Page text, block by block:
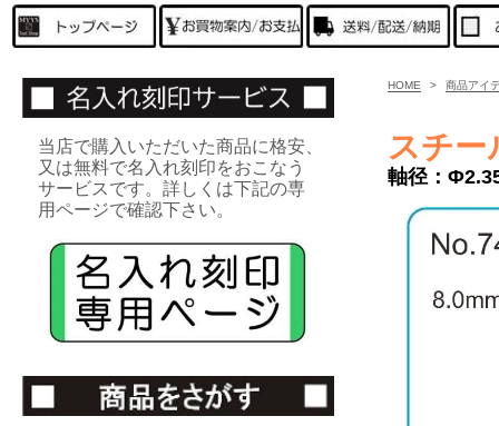
HOME > 商品アイ
スチー
軸径：
当店で購入いただいた商品に格安、
又は無料で名入れ刻印をおこなう
サービスです。詳しくは下記の専
用ページで確認下さい。